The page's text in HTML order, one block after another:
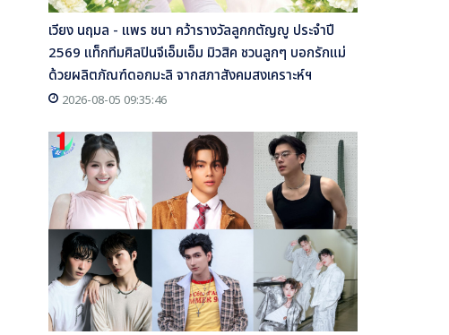
เวียง นฤมล - แพร ชนา คว้ารางวัลลูกกตัญญู ประจำปี
2569 แท็กทีมศิลปินจีเอ็มเอ็ม มิวสิค ชวนลูกๆ บอกรักแม่
ด้วยผลิตภัณฑ์ดอกมะลิ จากสภาสังคมสงเคราะห์ฯ
2026-08-05 09:35:46